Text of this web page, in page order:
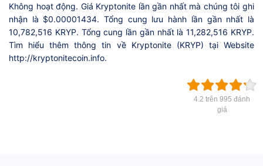
Không hoạt động. Giá Kryptonite lần gần nhất mà chúng tôi ghi
nhận là $0.00001434. Tổng cung lưu hành lần gần nhất là
10,782,516 KRYP. Tổng cung lần gần nhất là 11,282,516 KRYP.
Tìm hiểu thêm thông tin về Kryptonite (KRYP) tại Website
http://kryptonitecoin.info.
4.2 trên 995 đánh
giá